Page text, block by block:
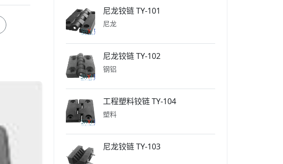
尼龙铰链 TY-101
尼龙
尼龙铰链 TY-102
钢铝
工程塑料铰链 TY-104
塑料
尼龙铰链 TY-103